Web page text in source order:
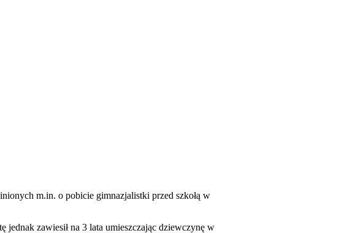
m.in. o pobicie gimnazjalistki przed szkołą w
jednak zawiesił na 3 lata umieszczając dziewczynę w